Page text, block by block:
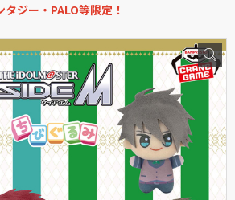
ジー・PALO等限定！